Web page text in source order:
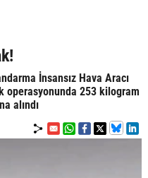
İnsansız Hava Aracı
253 kilogram
alındı